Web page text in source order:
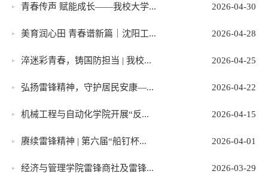
青春传声 赋能成长——我校大学... 2026-04-30
美育润心田 青春谱新篇｜沈阳工... 2026-04-28
淬迷彩青春，铸国防担当 | 我校... 2026-04-25
弘扬雷锋精神，守护居民安康—... 2026-04-22
机械工程与自动化学院开展“反... 2026-04-15
赓续雷锋精神 | 第六届“船钉杯... 2026-04-01
经济与管理学院雷锋商社及雷锋... 2026-03-29